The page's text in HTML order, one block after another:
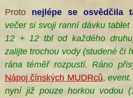
Proto nejlépe se osvědčila
večer si svoji ranní dávku
12 + 12 tbl od každého
zalijte trochou vody (studené či
rána téměř rozpustí. Ráno
Nápoj čínských MUDRců,
nyní již pouze horkou vodou